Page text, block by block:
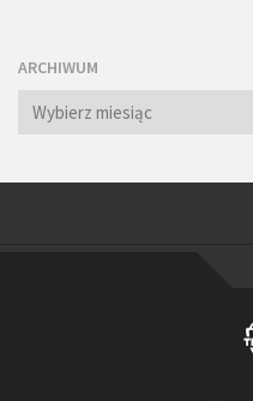
ARCHIWUM
Archiwum